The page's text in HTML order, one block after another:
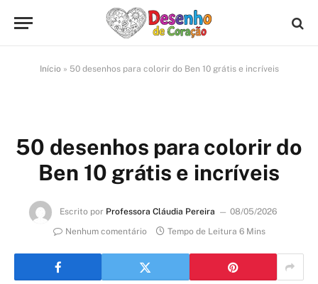
Início » 50 desenhos para colorir do Ben 10 grátis e incríveis
50 desenhos para colorir do
Ben 10 grátis e incríveis
Escrito por Professora Cláudia Pereira
08/05/2026
Nenhum comentário
Tempo de Leitura 6 Mins